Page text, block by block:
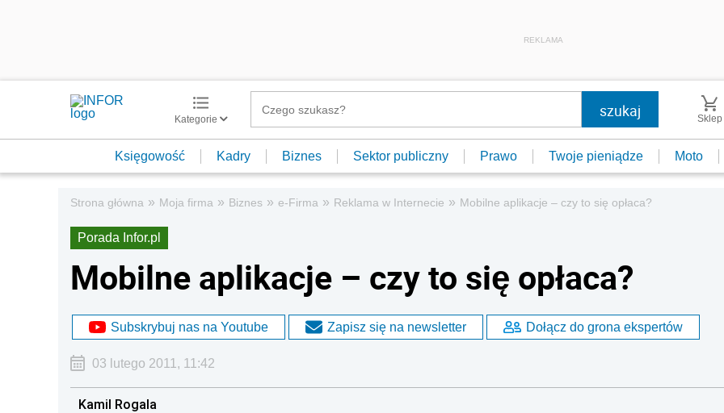
REKLAMA
Kategorie Sklep
Księgowość Kadry Biznes Sektor publiczny Prawo Twoje pieniądze Moto
Strona główna » Moja firma » Biznes » e-Firma » Reklama w Internecie » Mobilne aplikacje – czy to się opłaca?
Porada Infor.pl
Mobilne aplikacje – czy to się opłaca?
Subskrybuj nas na Youtube Zapisz się na newsletter Dołącz do grona ekspertów
03 lutego 2011, 11:42
Kamil Rogala